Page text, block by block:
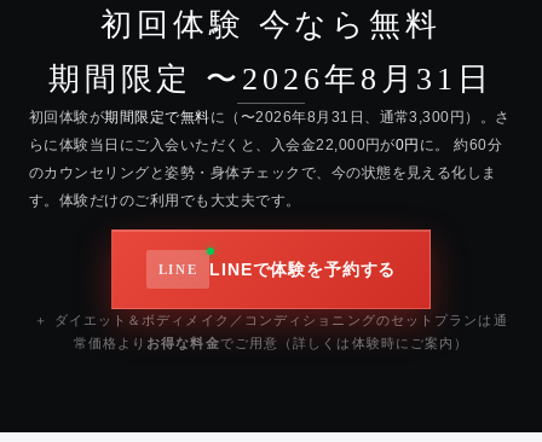
初回体験 今なら無料
期間限定 〜2026年8月31日
初回体験が期間限定で無料に（〜2026年8月31日、通常3,300円）。さ
らに体験当日にご入会いただくと、入会金22,000円が0円 に。 約60分
のカウンセリングと姿勢・身体チェックで、今の状態を見える化しま
す。体験だけのご利用でも大丈夫です。
LINEで体験を予約する
＋ ダイエット＆ボディメイク／コンディショニングのセットプランは通
常価格より お得な料金でご用意（詳しくは体験時にご案内）